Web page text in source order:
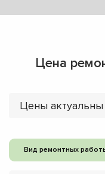
Цена
Цены актуальны
Вид ремонтных